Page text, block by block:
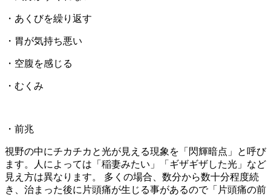
・あくびを繰り返す
・胃が気持ち悪い
・空腹を感じる
・むくみ
・前兆
視野の中にチカチカと光が見える現象を「閃輝暗点」と呼び
ます。人によっては「稲妻みたい」「ギザギザした光」など
見え方は異なります。 多くの場合、数分から数十分程度続
き、治まった後に片頭痛が生じる事があるので「片頭痛の前